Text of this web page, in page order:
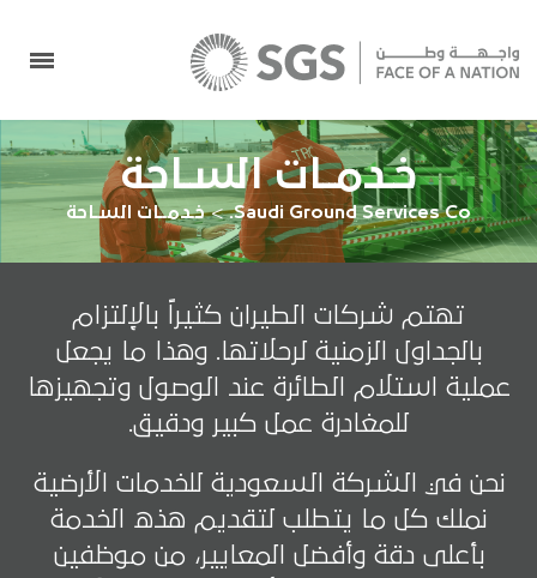
خـدمــات السـاحة
Saudi Ground Services Co.
>خـدمــات السـاحة
تهتم شركات الطيران كثيراً بالإلتزام
بالجداول الزمنية لرحلاتها. وهذا ما يجعل
عملية استلام الطائرة عند الوصول وتجهيزها
للمغادرة عمل كبير ودقيق.
نحن في الشركة السعودية للخدمات الأرضية
نملك كل ما يتطلب لتقديم هذه الخدمة
بأعلى دقة وأفضل المعايير، من موظفين